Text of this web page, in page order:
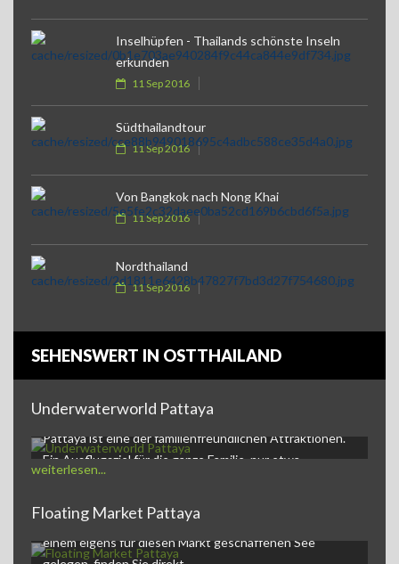
Inselhüpfen - Thailands schönste Inseln
erkunden
11 Sep 2016
Südthailandtour
11 Sep 2016
Von Bangkok nach Nong Khai
11 Sep 2016
Nordthailand
11 Sep 2016
SEHENSWERT IN OSTTHAILAND
Underwaterworld Pattaya
Underwaterworld PattayaDie Underwaterworld in
Pattaya ist eine der familienfreundlichen Attraktionen.
Ein Ausflugsziel für die ganze Familie, nur etwa…
weiterlesen...
Floating Market Pattaya
Der Pattaya Floating Market,ein kleines Markt-Dorf auf
einem eigens für diesen Markt geschaffenen See